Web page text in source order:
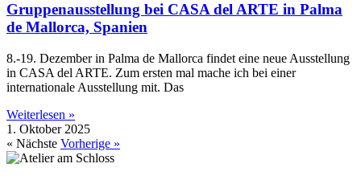
Gruppenausstellung bei CASA del ARTE in Palma
de Mallorca, Spanien
8.-19. Dezember in Palma de Mallorca findet eine neue Ausstellung
in CASA del ARTE. Zum ersten mal mache ich bei einer
internationale Ausstellung mit. Das
Weiterlesen »
1. Oktober 2025
« Nächste Vorherige »